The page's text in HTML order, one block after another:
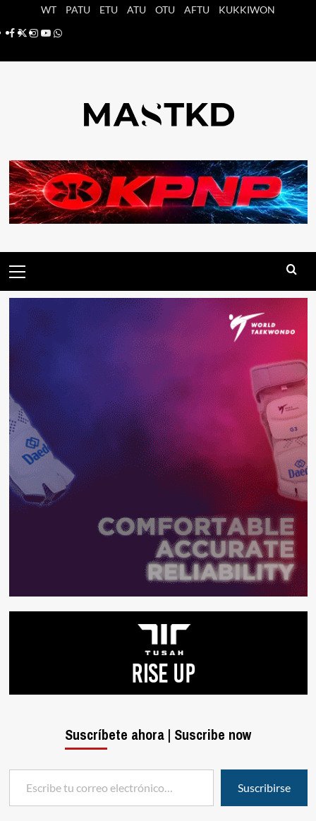
WT PATU ETU ATU OTU AFTU
KUKKIWON
Facebook
X Instagram
YouTube
Whatsapp
principal
Suscríbete ahora | Suscribe now
Escribe tu correo electrónico…
Suscribirse